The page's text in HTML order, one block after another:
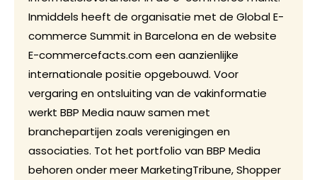
Inmiddels heeft de organisatie met de Global E-
commerce Summit in Barcelona en de website
E-commercefacts.com een aanzienlijke
internationale positie opgebouwd. Voor
vergaring en ontsluiting van de vakinformatie
werkt BBP Media nauw samen met
branchepartijen zoals verenigingen en
associaties. Tot het portfolio van BBP Media
behoren onder meer MarketingTribune, Shopper